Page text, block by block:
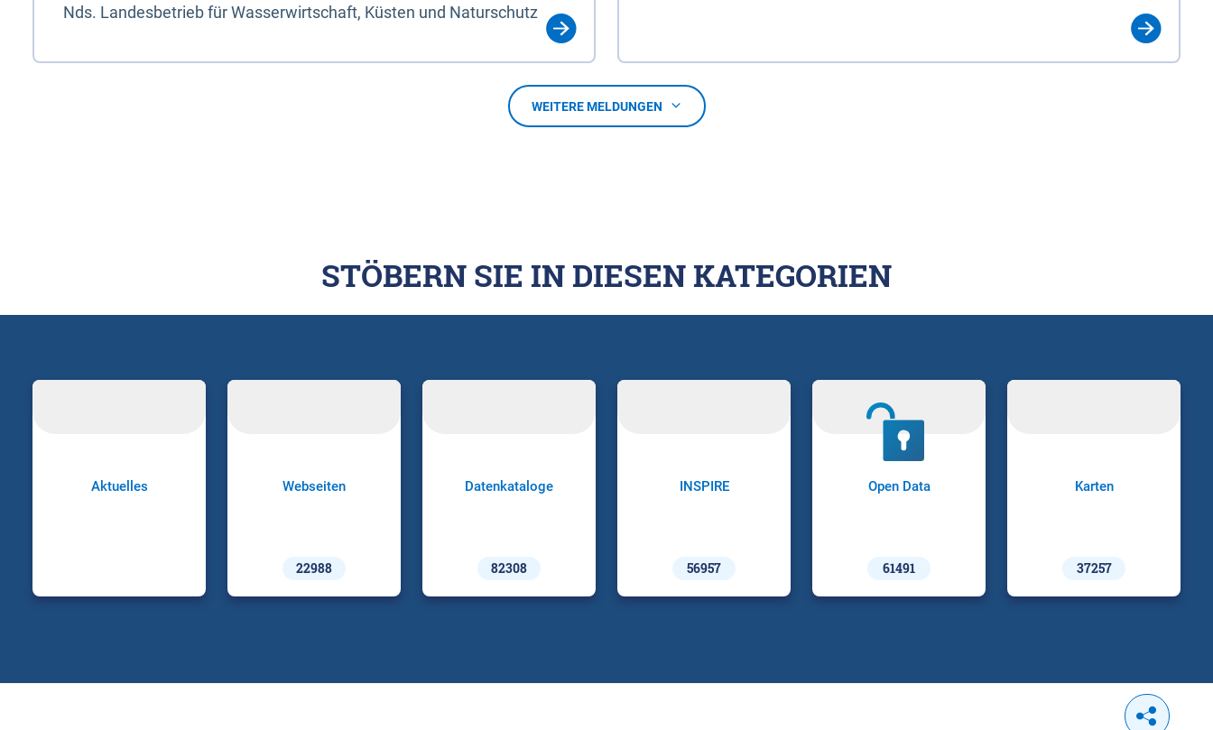
Nds. Landesbetrieb für Wasserwirtschaft, Küsten und Naturschutz
WEITERE MELDUNGEN
STÖBERN SIE IN DIESEN KATEGORIEN
Aktuelles Webseiten
22988
Datenkataloge
82308
INSPIRE
56957
Open Data
61491
Karten
37257